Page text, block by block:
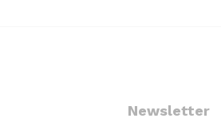
Newsletter